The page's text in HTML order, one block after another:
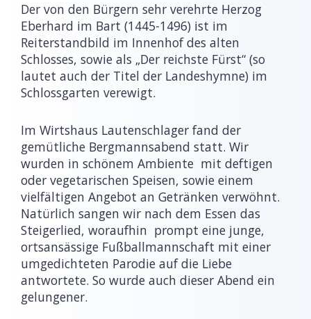
Der von den Bürgern sehr verehrte Herzog
Eberhard im Bart (1445-1496) ist im
Reiterstandbild im Innenhof des alten
Schlosses, sowie als „Der reichste Fürst“ (so
lautet auch der Titel der Landeshymne) im
Schlossgarten verewigt.
Im Wirtshaus Lautenschlager fand der
gemütliche Bergmannsabend statt. Wir
wurden in schönem Ambiente mit deftigen
oder vegetarischen Speisen, sowie einem
vielfältigen Angebot an Getränken verwöhnt.
Natürlich sangen wir nach dem Essen das
Steigerlied, woraufhin prompt eine junge,
ortsansässige Fußballmannschaft mit einer
umgedichteten Parodie auf die Liebe
antwortete. So wurde auch dieser Abend ein
gelungener.